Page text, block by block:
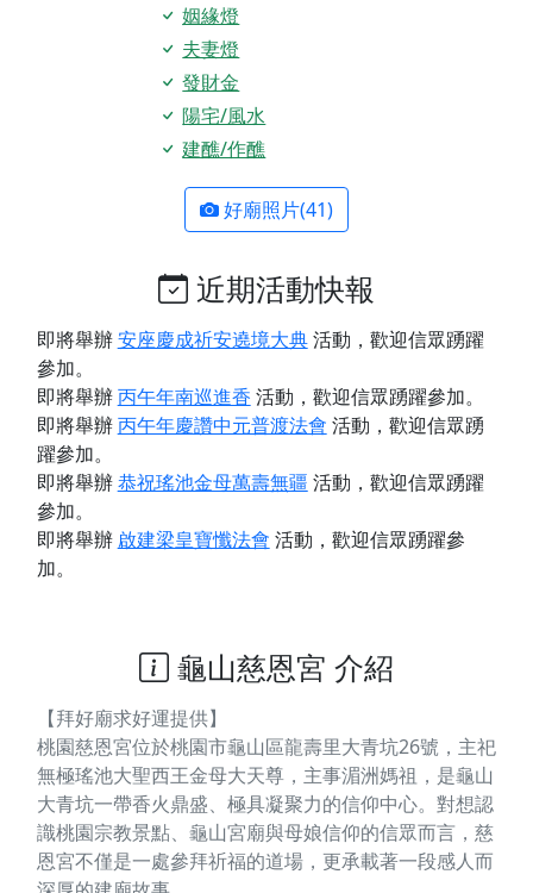
姻緣燈
夫妻燈
發財金
陽宅/風水
建醮/作醮
好廟照片(41)
近期活動快報
即將舉辦安座慶成祈安遶境大典活動，歡迎信眾踴躍
參加。
即將舉辦丙午年南巡進香 活動，歡迎信眾踴躍參加。
即將舉辦丙午年慶讚中元普渡法會 活動，歡迎信眾踴
躍參加。
即將舉辦恭祝瑤池金母萬壽無疆 活動，歡迎信眾踴躍
參加。
即將舉辦 啟建梁皇寶懺法會 活動，歡迎信眾踴躍參
加。
龜山慈恩宮 介紹
【拜好廟求好運提供】
桃園慈恩宮位於桃園市龜山區龍壽里大青坑26號，主祀
無極瑤池大聖西王金母大天尊，主事湄洲媽祖，是龜山
大青坑一帶香火鼎盛、極具凝聚力的信仰中心。對想認
識桃園宗教景點、龜山宮廟與母娘信仰的信眾而言，慈
恩宮不僅是一處參拜祈福的道場，更承載著一段感人而